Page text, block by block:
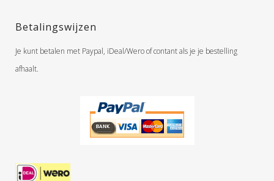
Betalingswijzen
Je kunt betalen met Paypal, iDeal/Wero of contant als je je bestelling
afhaalt.